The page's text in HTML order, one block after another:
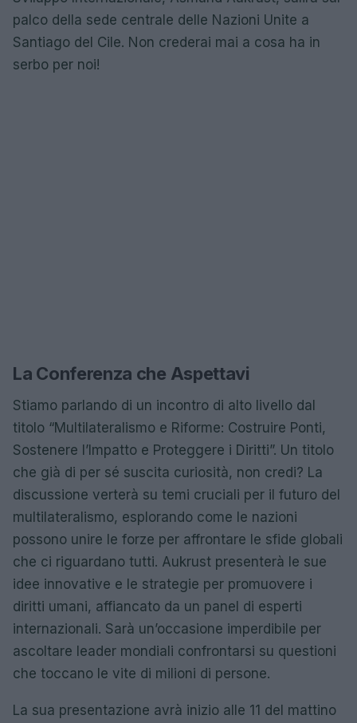
palco della sede centrale delle Nazioni Unite a
Santiago del Cile. Non crederai mai a cosa ha in
serbo per noi!
La Conferenza che Aspettavi
Stiamo parlando di un incontro di alto livello dal
titolo “Multilateralismo e Riforme: Costruire Ponti,
Sostenere l’Impatto e Proteggere i Diritti”. Un titolo
che già di per sé suscita curiosità, non credi? La
discussione verterà su temi cruciali per il futuro del
multilateralismo, esplorando come le nazioni
possono unire le forze per affrontare le sfide globali
che ci riguardano tutti. Aukrust presenterà le sue
idee innovative e le strategie per promuovere i
diritti umani, affiancato da un panel di esperti
internazionali. Sarà un’occasione imperdibile per
ascoltare leader mondiali confrontarsi su questioni
che toccano le vite di milioni di persone.
La sua presentazione avrà inizio alle 11 del mattino